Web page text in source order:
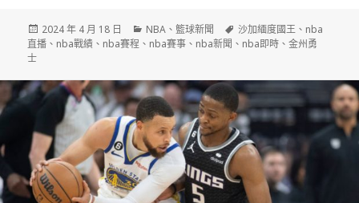
發
佈
2024 年 4 月 18 日
分
類
NBA 、籃球新聞
標
籤
沙加緬度國王 、 nba
直播 、 nba戰績 、 nba賽程 、 nba賽事 、 nba新聞 、 nba即時 、金州勇
士